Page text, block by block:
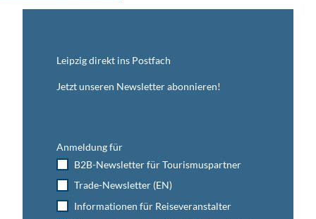
Leipzig direkt ins Postfach
Jetzt unseren Newsletter abonnieren!
Anmeldung für
B2B-Newsletter für Tourismuspartner
Trade-Newsletter (EN)
Informationen für Reiseveranstalter